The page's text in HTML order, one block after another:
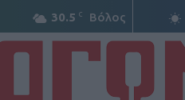
30.5 C Βόλος